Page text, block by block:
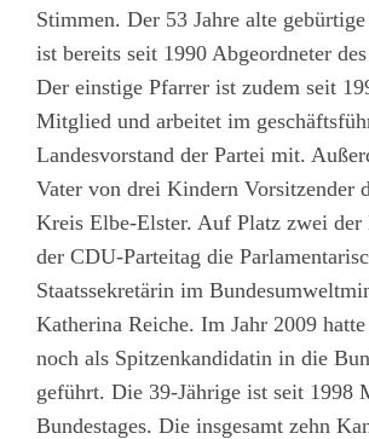
Stimmen. Der 53 Jahre alte
ist bereits seit 1990 Abgeordneter
Der einstige Pfarrer ist zudem seit
Mitglied und arbeitet im
Landesvorstand der Partei mit.
Vater von drei Kindern Vorsitzender
Kreis Elbe-Elster. Auf Platz zwei der
der CDU-Parteitag die
Staatssekretärin im
Katherina Reiche. Im Jahr 2009
noch als Spitzenkandidatin in die
geführt. Die 39-Jährige ist seit 1998
Bundestages. Die insgesamt zehn